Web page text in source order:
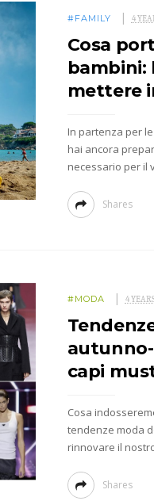
#FAMILY 4
Cosa
bambini:
mettere
In partenza per
hai ancora
necessario per il
Shares
#MODA 4
autunno-
capi
Cosa
tendenze moda
rinnovare il
Shares